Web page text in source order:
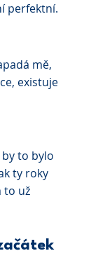
perfektní.
mě,
existuje
to bylo
ty roky
to už